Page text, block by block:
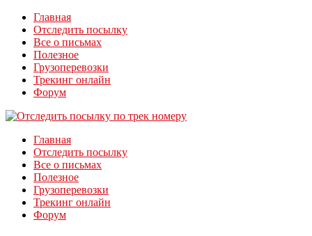
Главная
Отследить посылку
Все о письмах
Полезное
Грузоперевозки
Трекинг онлайн
Форум
Главная
Отследить посылку
Все о письмах
Полезное
Грузоперевозки
Трекинг онлайн
Форум